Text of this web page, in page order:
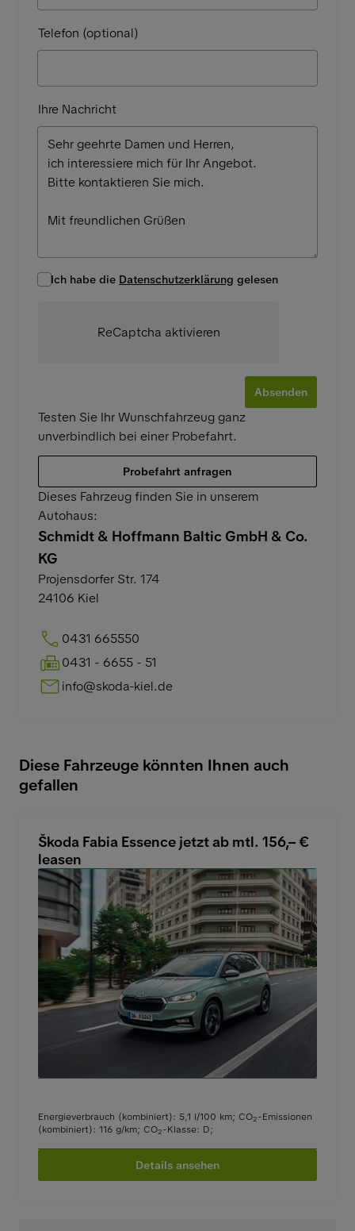
Telefon (optional)
Ihre Nachricht
Ich habe die Datenschutzerklärung gelesen
ReCaptcha aktivieren
Absenden
Testen Sie Ihr Wunschfahrzeug ganz
unverbindlich bei einer Probefahrt.
Probefahrt anfragen
Dieses Fahrzeug finden Sie in unserem
Autohaus:
Schmidt & Hoffmann Baltic GmbH & Co.
KG
Projensdorfer Str. 174
24106 Kiel
0431 665550
0431 - 6655 - 51
info@skoda-kiel.de
Diese Fahrzeuge könnten Ihnen auch
gefallen
Škoda Fabia Essence jetzt ab mtl. 156,– €
leasen
Energieverbrauch (kombiniert): 5,1 l/100 km; CO2-Emissionen
(kombiniert): 116 g/km; CO2-Klasse: D;
Details ansehen